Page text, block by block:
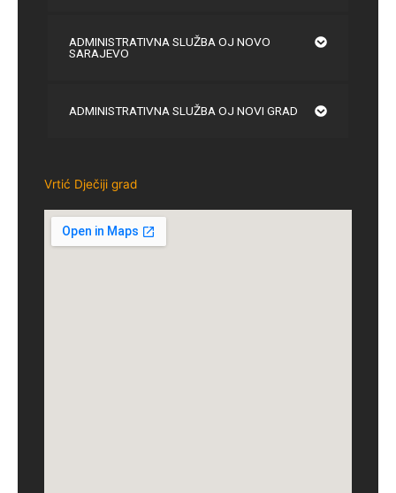
ADMINISTRATIVNA SLUŽBA OJ NOVO
SARAJEVO
ADMINISTRATIVNA SLUŽBA OJ NOVI GRAD
Vrtić Dječiji grad